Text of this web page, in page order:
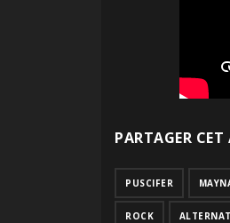
PARTAGER
PUSCIFER
ROCK